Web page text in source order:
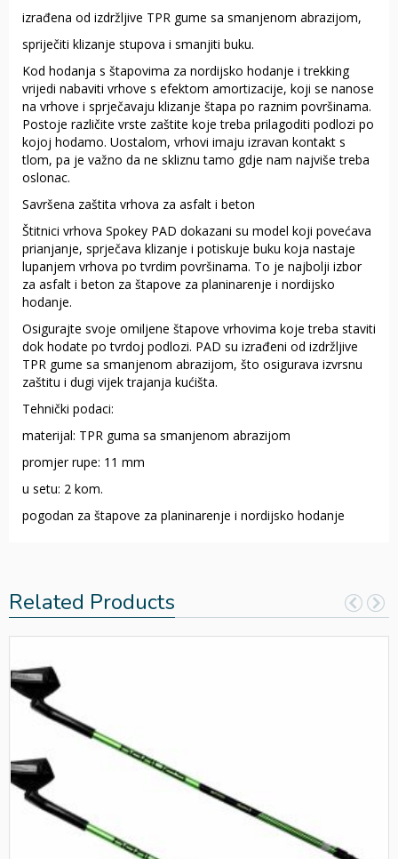
izrađena od izdržljive TPR gume sa smanjenom abrazijom,
spriječiti klizanje stupova i smanjiti buku.
Kod hodanja s štapovima za nordijsko hodanje i trekking
vrijedi nabaviti vrhove s efektom amortizacije, koji se nanose
na vrhove i sprječavaju klizanje štapa po raznim površinama.
Postoje različite vrste zaštite koje treba prilagoditi podlozi po
kojoj hodamo. Uostalom, vrhovi imaju izravan kontakt s
tlom, pa je važno da ne skliznu tamo gdje nam najviše treba
oslonac.
Savršena zaštita vrhova za asfalt i beton
Štitnici vrhova Spokey PAD dokazani su model koji povećava
prianjanje, sprječava klizanje i potiskuje buku koja nastaje
lupanjem vrhova po tvrdim površinama. To je najbolji izbor
za asfalt i beton za štapove za planinarenje i nordijsko
hodanje.
Osigurajte svoje omiljene štapove vrhovima koje treba staviti
dok hodate po tvrdoj podlozi. PAD su izrađeni od izdržljive
TPR gume sa smanjenom abrazijom, što osigurava izvrsnu
zaštitu i dugi vijek trajanja kućišta.
Tehnički podaci:
materijal: TPR guma sa smanjenom abrazijom
promjer rupe: 11 mm
u setu: 2 kom.
pogodan za štapove za planinarenje i nordijsko hodanje
Related Products